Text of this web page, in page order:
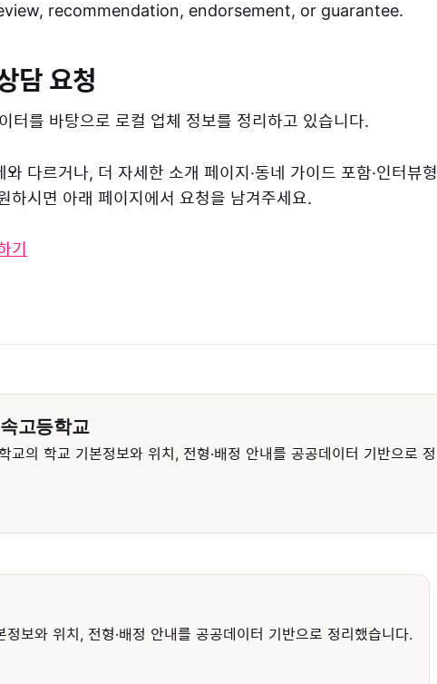
recommendation, endorsement, or guarantee.
담 요청
터를 바탕으로 로컬 업체 정보를 정리하고 있습니다.
다르거나, 더 자세한 소개 페이지·동네 가이드 포함·인터뷰형
하시면 아래 페이지에서 요청을 남겨주세요.
기
고등학교
교의 학교 기본정보와 위치, 전형·배정 안내를 공공데이터 기반으로 정
보와 위치, 전형·배정 안내를 공공데이터 기반으로 정리했습니다.